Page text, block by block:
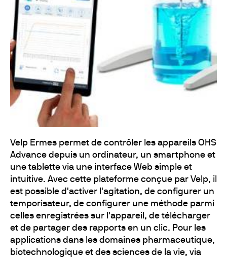
Velp Ermes permet de contrôler les appareils OHS
Advance depuis un ordinateur, un smartphone et
une tablette via une interface Web simple et
intuitive. Avec cette plateforme conçue par Velp, il
est possible d'activer l'agitation, de configurer un
temporisateur, de configurer une méthode parmi
celles enregistrées sur l'appareil, de télécharger
et de partager des rapports en un clic. Pour les
applications dans les domaines pharmaceutique,
biotechnologique et des sciences de la vie, via